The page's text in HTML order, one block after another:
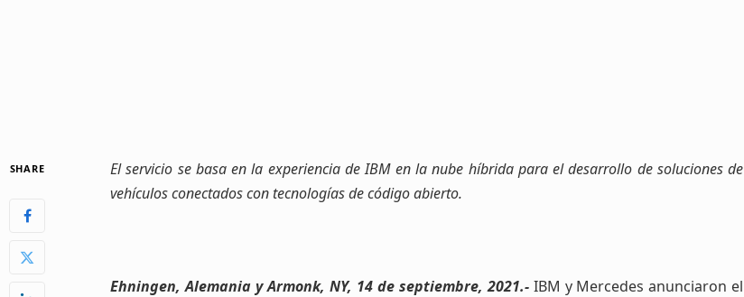
SHARE
El servicio se basa en la experiencia de IBM en la nube híbrida para el desarrollo de soluciones de
vehículos conectados con tecnologías de código abierto.
Ehningen, Alemania y Armonk, NY, 14 de septiembre, 2021.-IBM y Mercedes anunciaron el